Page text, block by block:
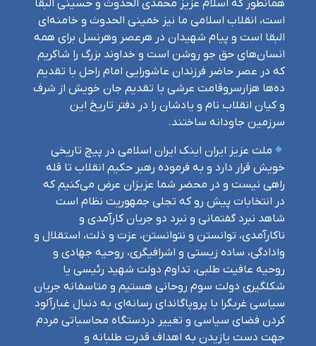
همانطور که اسلام عزیز محمدی الحدوث و حسینی البقا
است، انقلاب اسلامی ما نیز خمینی الحدوث و خامنه‌ای
البقا است و پیام شهیدان در هرعصر وهرنسل برای همه
انسان‌های حق جو روشن است و خداوند بزرگ را شاکریم
که در عصر حاضر فرزندان عاشورایی امام راحل با تقدیم
ده‌ها هزارسروقامت عرشی با تقدیم جان خویش از شرف
و کیان انقلاب نام و یادشان را در دفتر تاریخ این
سرزمین جاودانه ساختند.
ملت عزیز ایران اینک ایران اسلامی در پیچ تاریخی
خویش قرار دارد و به فرموده رهبر حکیم انقلاب تا قله
راهی نیست و در محضر شما عزیزان عرض می‌کنیم که
در انتخابات پیش رو که تجلی جمهوریت نظام است
شاهد نبرد گفتمانی و نبرد دو جریان کارآمدی و
ناکارآمدی، توانستن و نتوانستن، عزت و ذلت، استقلال و
وادادگی، ساده زیستی و اشرافیگری، روحیه جهادی و
روحیه عافیت طلبی، تداوم دولت شهید رئیسی یا
شکلگیری دولت سوم روحانی هستیم و متاسفانه جریان
سیاسی غربگرا با پروپاگاندای رسانه‌ای به دنبال غبارآلود
کردن فضای سیاسی و تغییر دردستگاه محاسباتی مردم
جهت دست یازیدن به اهداف قدرت طلبانه و